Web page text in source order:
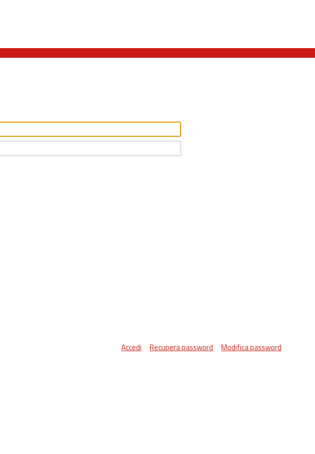
Accedi Recupera password Modifica password